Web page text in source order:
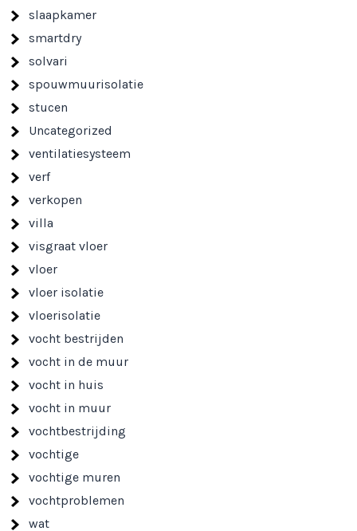
slaapkamer
smartdry
solvari
spouwmuurisolatie
stucen
Uncategorized
ventilatiesysteem
verf
verkopen
villa
visgraat vloer
vloer
vloer isolatie
vloerisolatie
vocht bestrijden
vocht in de muur
vocht in huis
vocht in muur
vochtbestrijding
vochtige
vochtige muren
vochtproblemen
wat